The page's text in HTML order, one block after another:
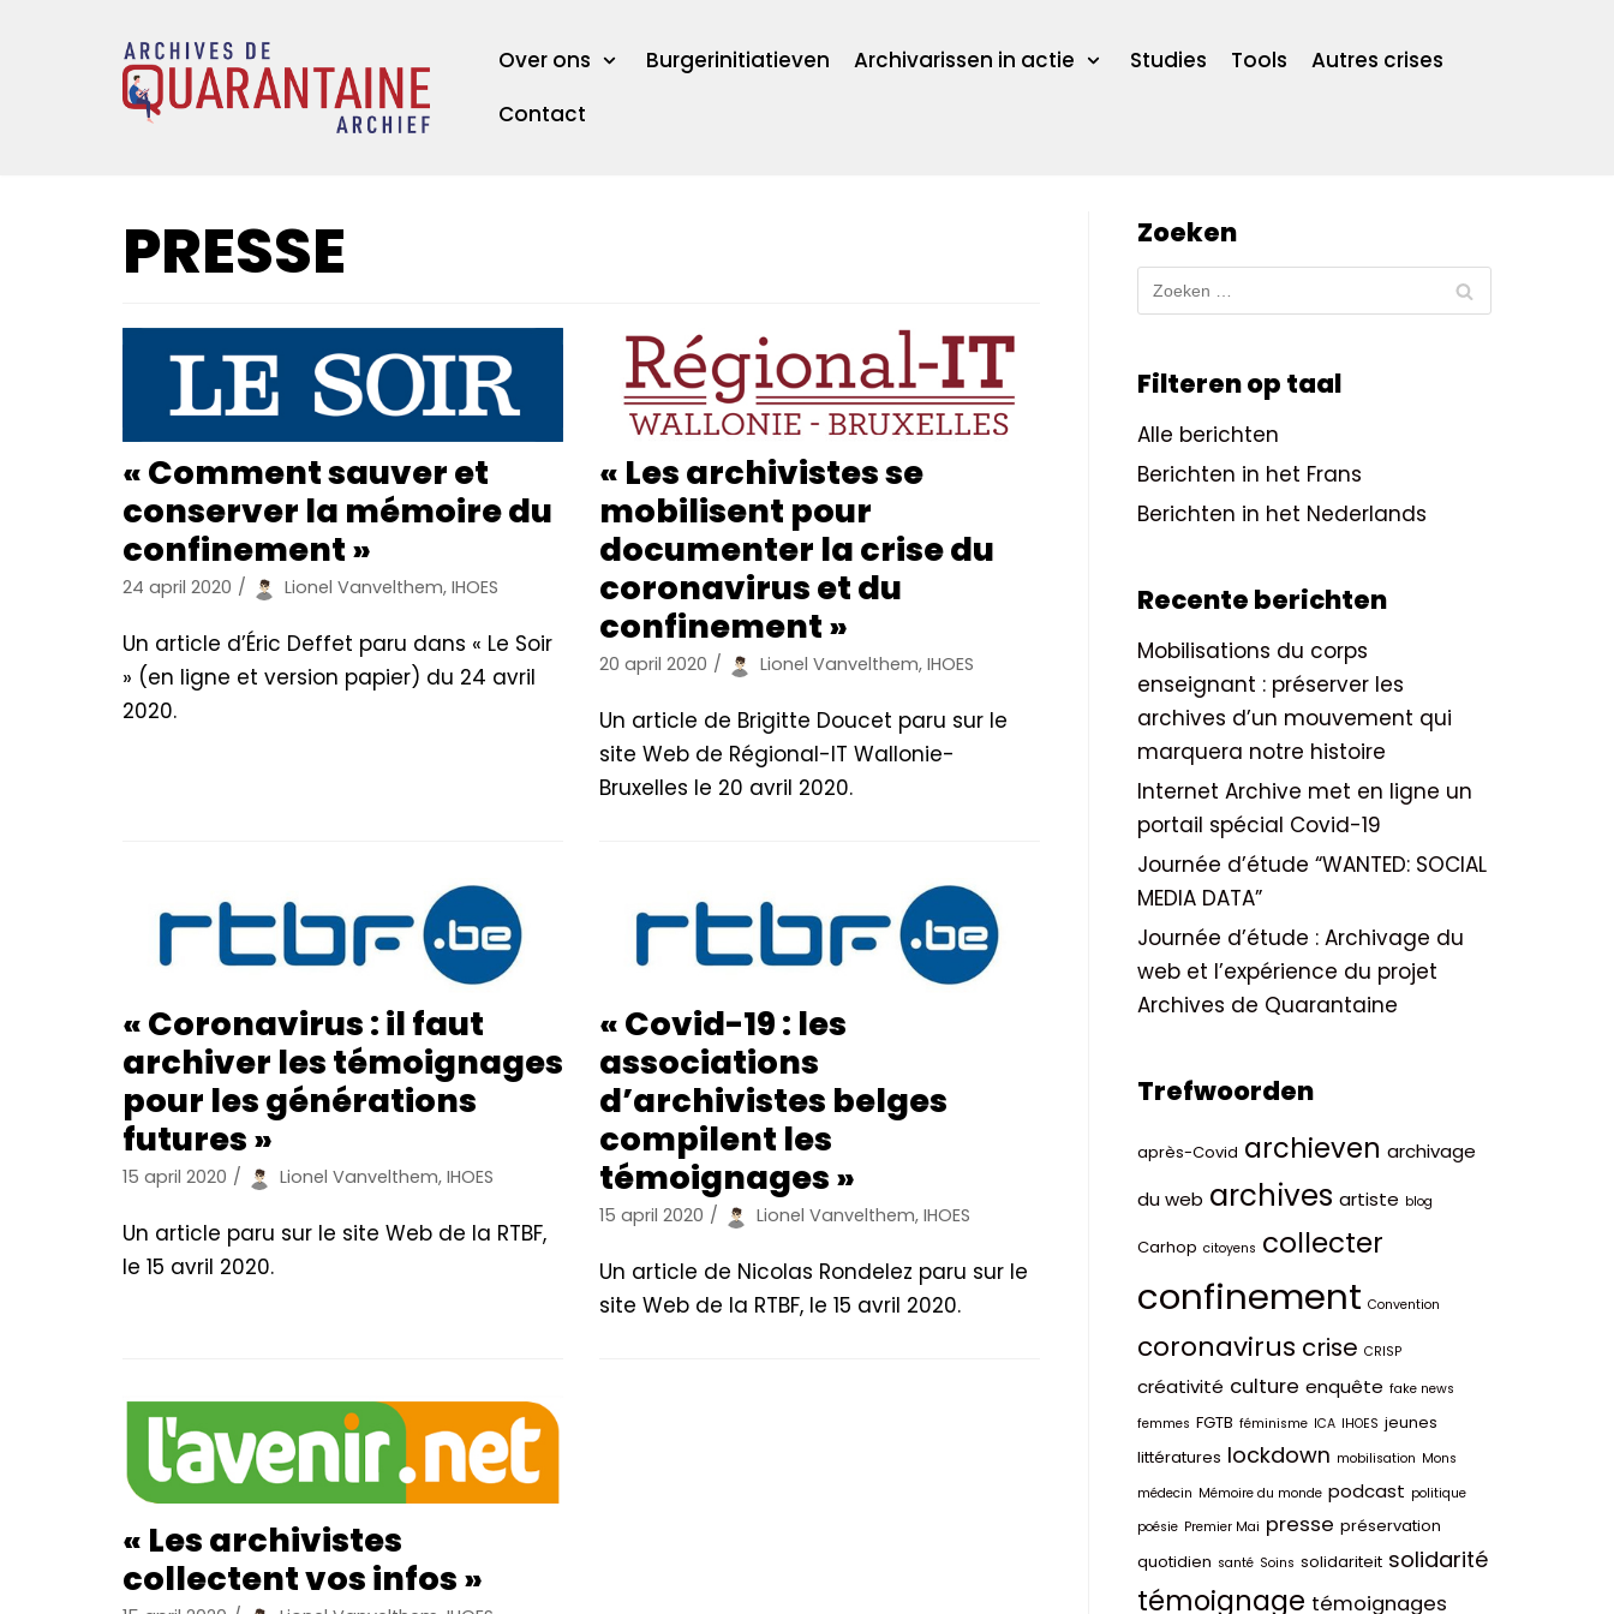
Over ons Burgerinitiatieven Archivarissen in actie Studies Tools
Autres crises
Contact
PRESSE
« Comment sauver et
conserver la mémoire du
confinement »
24 april 2020 Lionel Vanvelthem, IHOES
Un article d’Éric Deffet paru dans « Le Soir
» (en ligne et version papier) du 24 avril
2020.
« Les archivistes se
mobilisent pour
documenter la crise du
coronavirus et du
confinement »
20 april 2020 Lionel Vanvelthem, IHOES
Un article de Brigitte Doucet paru sur le
site Web de Régional-IT Wallonie-
Bruxelles le 20 avril 2020.
« Coronavirus : il faut
archiver les témoignages
pour les générations
futures »
15 april 2020 Lionel Vanvelthem, IHOES
Un article paru sur le site Web de la RTBF,
le 15 avril 2020.
« Covid-19 : les
associations
d’archivistes belges
compilent les
témoignages »
15 april 2020 Lionel Vanvelthem, IHOES
Un article de Nicolas Rondelez paru sur le
site Web de la RTBF, le 15 avril 2020.
« Les archivistes
collectent vos infos »
Zoeken
Filteren op taal
Alle berichten
Berichten in het Frans
Berichten in het Nederlands
Recente berichten
Mobilisations du corps
enseignant : préserver les
archives d’un mouvement qui
marquera notre histoire
Internet Archive met en ligne un
portail spécial Covid-19
Journée d’étude “WANTED: SOCIAL
MEDIA DATA”
Journée d’étude : Archivage du
web et l’expérience du projet
Archives de Quarantaine
Trefwoorden
après-Covid archieven archivage
du web archives artiste blog
Carhop citoyens collecter
confinement Convention
coronavirus crise CRISP
créativité culture enquête fake news
femmes FGTB féminisme ICA IHOES jeunes
littératures lockdown mobilisation Mons
médecin Mémoire du monde podcast politique
poésie Premier Mai presse préservation
quotidien santé Soins solidariteit solidarité
témoignage témoignages